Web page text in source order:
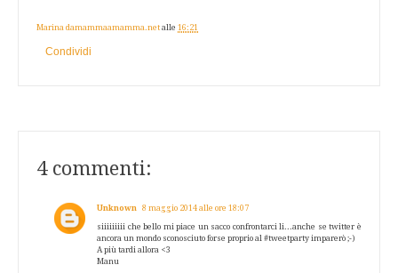
Marina damammaamamma.net alle 16:21
Condividi
4 commenti:
Unknown 8 maggio 2014 alle ore 18:07
siiiiiiiii che bello mi piace un sacco confrontarci li...anche se twitter è
ancora un mondo sconosciuto forse proprio al #tweetparty imparerò ;-)
A più tardi allora <3
Manu